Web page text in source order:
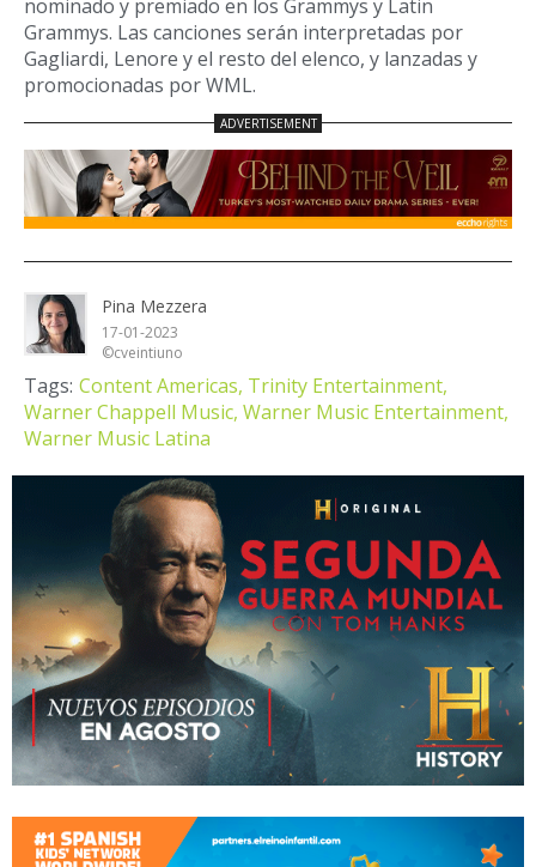
nominado y premiado en los Grammys y Latin
Grammys. Las canciones serán interpretadas por
Gagliardi, Lenore y el resto del elenco, y lanzadas y
promocionadas por WML.
Pina Mezzera
17-01-2023
©cveintiuno
Tags: Content Americas, Trinity Entertainment,
Warner Chappell Music, Warner Music Entertainment,
Warner Music Latina